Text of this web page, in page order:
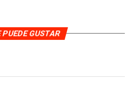
PUEDE GUSTAR